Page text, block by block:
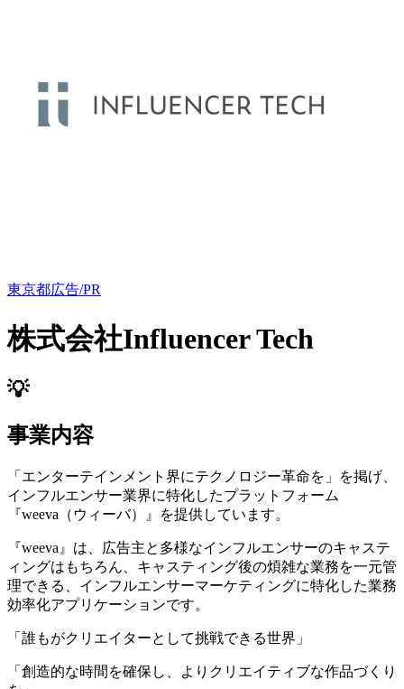
東京都広告/PR
株式会社Influencer Tech
💡
事業内容
「エンターテインメント界にテクノロジー革命を」を掲げ、
インフルエンサー業界に特化したプラットフォーム
『weeva（ウィーバ）』を提供しています。
『weeva』は、広告主と多様なインフルエンサーのキャステ
ィングはもちろん、キャスティング後の煩雑な業務を一元管
理できる、インフルエンサーマーケティングに特化した業務
効率化アプリケーションです。
「誰もがクリエイターとして挑戦できる世界」
「創造的な時間を確保し、よりクリエイティブな作品づくり